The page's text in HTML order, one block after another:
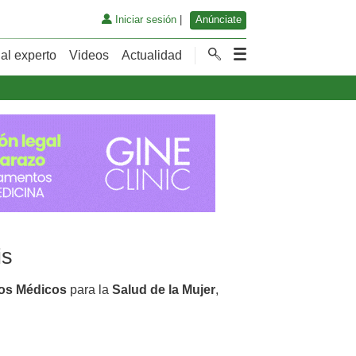
Iniciar sesión| Anúnciate
experto Videos Actualidad
Médicos para la Salud de la Mujer,